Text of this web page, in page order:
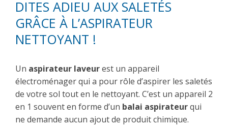
DITES ADIEU AUX SALETÉS
GRÂCE À L’ASPIRATEUR
NETTOYANT !
Un aspirateur laveurest un appareil
électroménager qui a pour rôle d’aspirer les saletés
de votre sol tout en le nettoyant. C’est un appareil 2
en 1 souvent en forme d’un balai aspirateurqui
ne demande aucun ajout de produit chimique.